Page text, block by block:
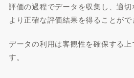
評価の過程でデータを収集し、適切
より正確な評価結果を得ることがで
データの利用は客観性を確保する
す。